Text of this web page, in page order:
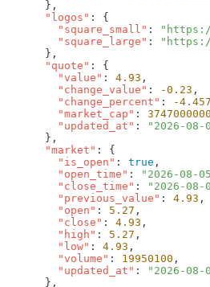
      "logos"
        "square_small"
:
        "square_large"
:
      "quote"
        "value"
: 4.93
        "change_value"
: -0.23
        "change_percent"
: -
        "market_cap"
: 3747000000
        "updated_at"
:
      "market"
        "is_open"
: true
        "open_time"
: "2026-08-
        "close_time"
: "2026-08-
        "previous_value"
: 4.93
        "open"
: 5.27
        "close"
: 4.93
        "high"
: 5.27
        "low"
: 4.93
        "volume"
: 19950100
        "updated_at"
: